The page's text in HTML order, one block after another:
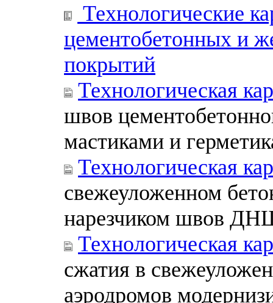
Технологические
цементобетонных и
покрытий
Технологическая
швов
мастиками и
Технологическая
свежеуложенном
нарезчиком швов
Технологическая
сжатия в
аэродромов